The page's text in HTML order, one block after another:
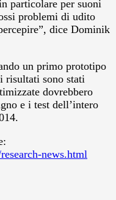
particolare per suoni
problemi di udito
dice Dominik
un primo prototipo
risultati sono stati
dovrebbero
e i test dell’intero
news.html